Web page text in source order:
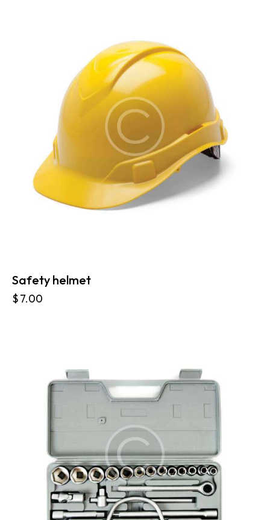
Safety helmet
$7.00